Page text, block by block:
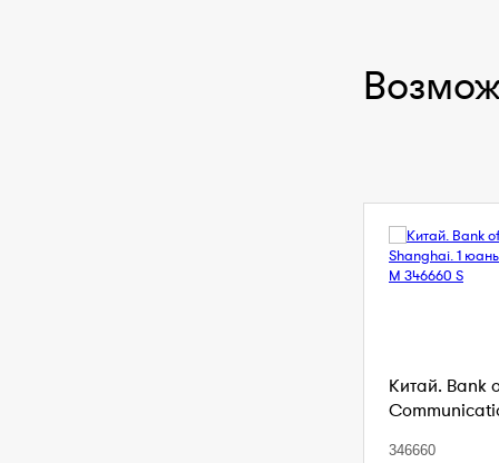
Китай. Bank
346660